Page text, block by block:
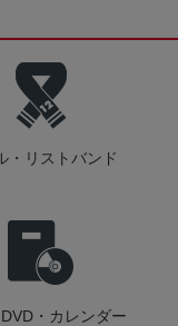
・リストバンド
・カレンダー